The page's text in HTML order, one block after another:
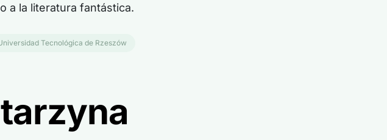
a la literatura fantástica.
Tecnológica de Rzeszów